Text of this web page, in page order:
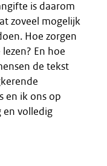
is daarom
zoveel mogelijk
Hoe zorgen
En hoe
de tekst
en ik ons op
en volledig